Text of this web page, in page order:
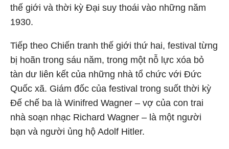
thế giới và thời kỳ Đại suy thoái vào những năm
1930.
Tiếp theo Chiến tranh thế giới thứ hai, festival từng
bị hoãn trong sáu năm, trong một nỗ lực xóa bỏ
tàn dư liên kết của những nhà tổ chức với Đức
Quốc xã. Giám đốc của festival trong suốt thời kỳ
Đế chế ba là Winifred Wagner – vợ của con trai
nhà soạn nhạc Richard Wagner – là một người
bạn và người ủng hộ Adolf Hitler.